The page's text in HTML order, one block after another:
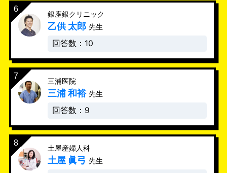
銀座銀クリニック
乙供 太郎 先生
回答数：10
三浦医院
三浦 和裕 先生
回答数：9
土屋産婦人科
土屋 眞弓 先生